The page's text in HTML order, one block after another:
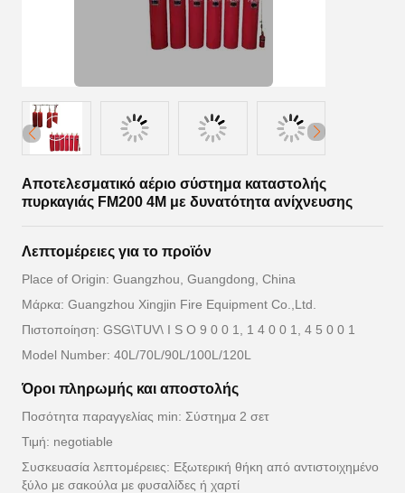
Αποτελεσματικό αέριο σύστημα καταστολής
πυρκαγιάς FM200 4M με δυνατότητα ανίχνευσης
Λεπτομέρειες για το προϊόν
Place of Origin: Guangzhou, Guangdong, China
Μάρκα: Guangzhou Xingjin Fire Equipment Co.,Ltd.
Πιστοποίηση: GSG\TUV\ I S O 9 0 0 1, 1 4 0 0 1, 4 5 0 0 1
Model Number: 40L/70L/90L/100L/120L
Όροι πληρωμής και αποστολής
Ποσότητα παραγγελίας min: Σύστημα 2 σετ
Τιμή: negotiable
Συσκευασία λεπτομέρειες: Εξωτερική θήκη από αντιστοιχημένο
ξύλο με σακούλα με φυσαλίδες ή χαρτί